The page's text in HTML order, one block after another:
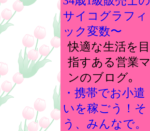
サイコグラフィ
ック変数〜
快適な生活を目
指すある営業マ
ンのブログ｡
・携帯でお小遣
いを稼ごう！そ
う、みんなで。